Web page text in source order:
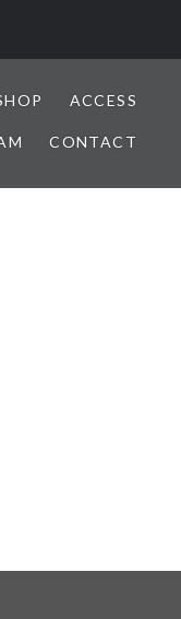
ACCESS
CONTACT